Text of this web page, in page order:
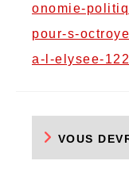
onomie-
pour-s-
a-l-elysee-
VOUS